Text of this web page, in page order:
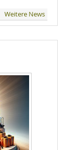
Weitere News